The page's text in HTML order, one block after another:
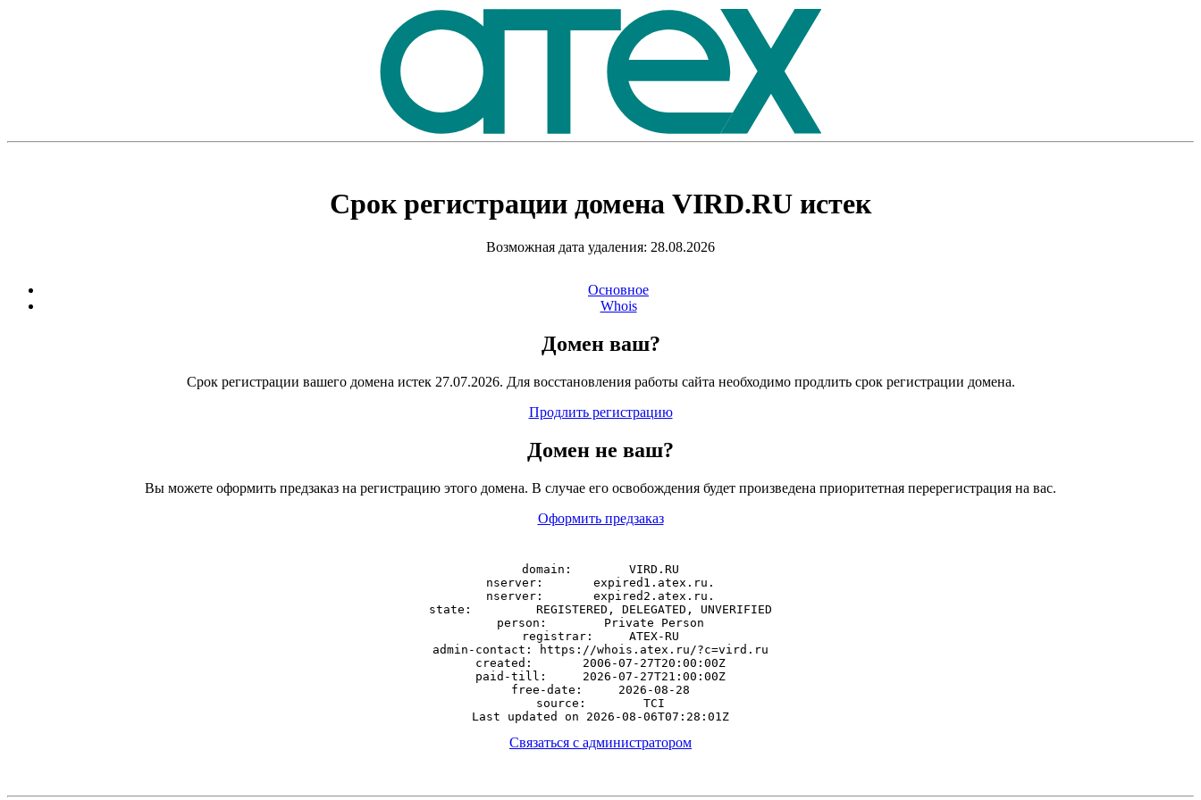
Срок регистрации домена VIRD.RU истек
Возможная дата удаления: 28.08.2026
Основное
Whois
Домен ваш?
Срок регистрации вашего домена истек 27.07.2026. Для восстановления работы сайта необходимо продлить срок регистрации домена.
Продлить регистрацию
Домен не ваш?
Вы можете оформить предзаказ на регистрацию этого домена. В случае его освобождения будет произведена приоритетная перерегистрация на вас.
Оформить предзаказ
domain:        VIRD.RU
nserver:       expired1.atex.ru.
nserver:       expired2.atex.ru.
state:         REGISTERED, DELEGATED, UNVERIFIED
person:        Private Person
registrar:     ATEX-RU
admin-contact: https://whois.atex.ru/?c=vird.ru
created:       2006-07-27T20:00:00Z
paid-till:     2026-07-27T21:00:00Z
free-date:     2026-08-28
source:        TCI
Связаться с администратором